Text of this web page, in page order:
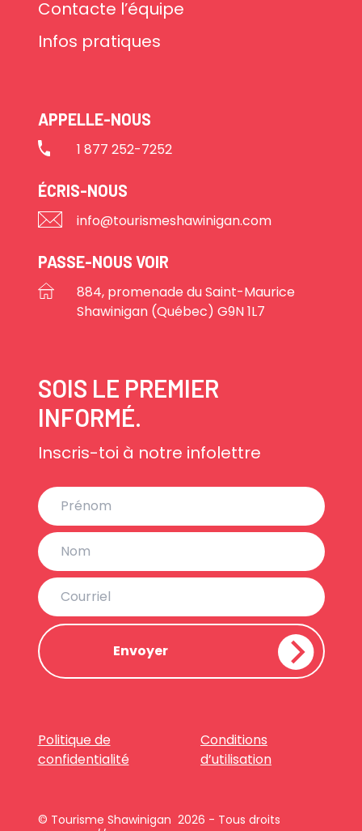
Contacte l’équipe
Infos pratiques
APPELLE-NOUS
1 877 252-7252
ÉCRIS-NOUS
info@tourismeshawinigan.com
PASSE-NOUS VOIR
884, promenade du Saint-Maurice
Shawinigan (Québec) G9N 1L7
SOIS LE PREMIER
INFORMÉ.
Inscris-toi à notre infolettre
Politique de
confidentialité
Conditions
d’utilisation
© Tourisme Shawinigan 2026 - Tous droits